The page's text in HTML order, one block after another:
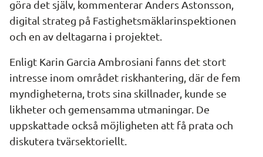
göra det själv, kommenterar Anders Astonsson,
digital strateg på Fastighetsmäklarinspektionen
och en av deltagarna i projektet.
Enligt Karin Garcia Ambrosiani fanns det stort
intresse inom området riskhantering, där de fem
myndigheterna, trots sina skillnader, kunde se
likheter och gemensamma utmaningar. De
uppskattade också möjligheten att få prata och
diskutera tvärsektoriellt.